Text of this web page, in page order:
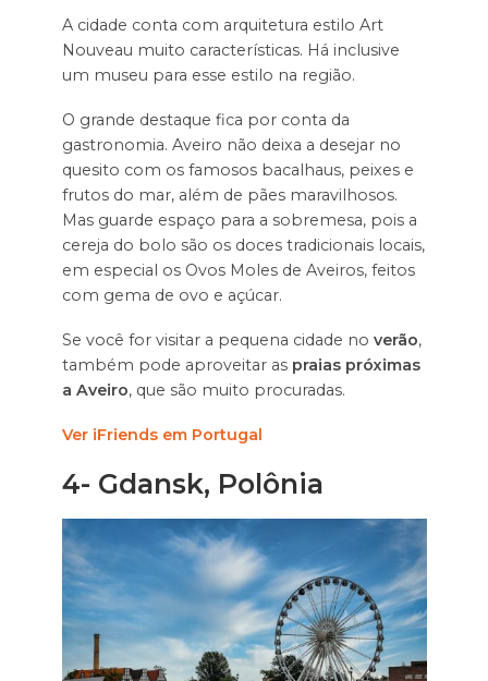
A cidade conta com arquitetura estilo Art
Nouveau muito características. Há inclusive
um museu para esse estilo na região.
O grande destaque fica por conta da
gastronomia. Aveiro não deixa a desejar no
quesito com os famosos bacalhaus, peixes e
frutos do mar, além de pães maravilhosos.
Mas guarde espaço para a sobremesa, pois a
cereja do bolo são os doces tradicionais locais,
em especial os Ovos Moles de Aveiros, feitos
com gema de ovo e açúcar.
Se você for visitar a pequena cidade no verão,
também pode aproveitar as praias próximas
a Aveiro, que são muito procuradas.
Ver iFriends em Portugal
4- Gdansk, Polônia